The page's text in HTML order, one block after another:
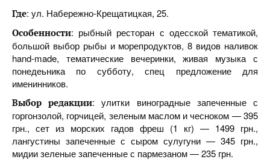
Где: ул. Набережно-Крещатицкая, 25.
Особенности: рыбный ресторан с одесской тематикой,
большой выбор рыбы и морепродуктов, 8 видов наливок
hand-made, тематические вечеринки, живая музыка с
понедеьника по субботу, спец предложение для
именинников.
Выбор редакции: улитки виноградные запеченные с
горгонзолой, горчицей, зеленым маслом и чесноком — 395
грн., сет из морских гадов фреш (1 кг) — 1499 грн.,
лангустины запеченные с сыром сулугуни — 345 грн.,
мидии зеленые запеченные с пармезаном — 235 грн.